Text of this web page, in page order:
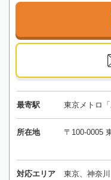
最寄駅 東京メトロ
所在地 〒100-0005
対応エリア 東京、神奈